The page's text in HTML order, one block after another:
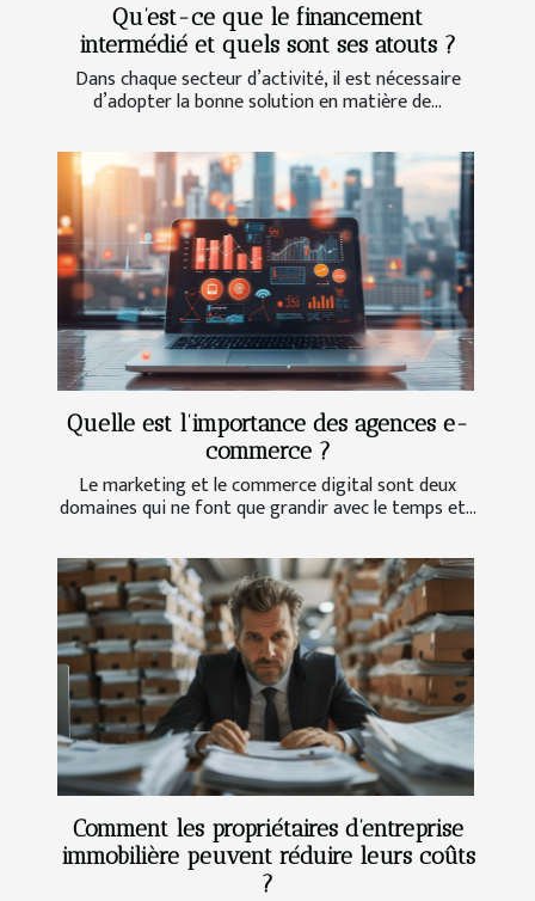
Qu’est-ce que le financement
intermédié et quels sont ses atouts ?
Dans chaque secteur d’activité, il est nécessaire
d’adopter la bonne solution en matière de...
Quelle est l’importance des agences e-
commerce ?
Le marketing et le commerce digital sont deux
domaines qui ne font que grandir avec le temps et...
Comment les propriétaires d’entreprise
immobilière peuvent réduire leurs coûts
?